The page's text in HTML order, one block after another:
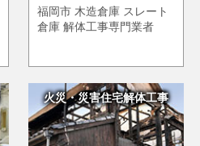
福岡市 木造倉庫 スレート
倉庫 解体工事専門業者
火災・災害住宅解体工事